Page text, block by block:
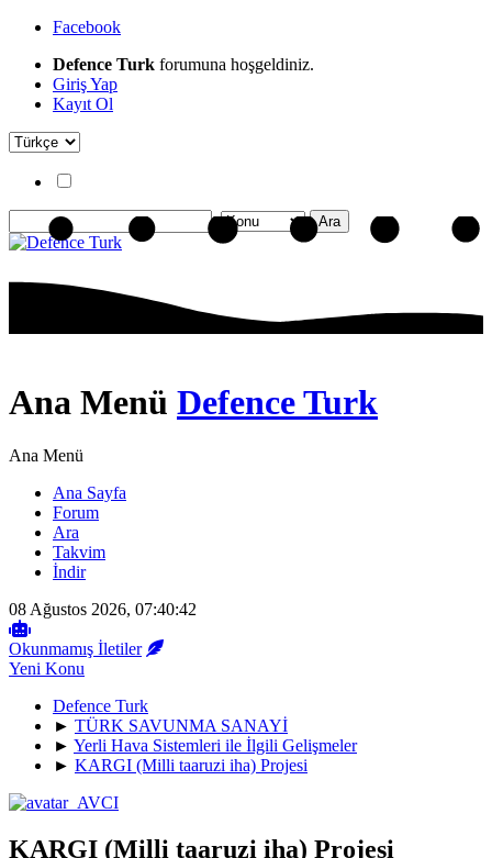
Facebook
Defence Turk forumuna hoşgeldiniz.
Giriş Yap
Kayıt Ol
Ana Menü Defence Turk
Ana Menü
Ana Sayfa
Forum
Ara
Takvim
İndir
08 Ağustos 2026, 07:40:42
Okunmamış İletiler
Yeni Konu
Defence Turk
► TÜRK SAVUNMA SANAYİ
► Yerli Hava Sistemleri ile İlgili Gelişmeler
► KARGI (Milli taaruzi iha) Projesi
KARGI (Milli taaruzi iha) Projesi